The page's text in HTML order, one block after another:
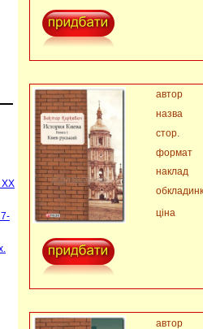
XX
автор
назва
стор.
формат
наклад
ціна
автор